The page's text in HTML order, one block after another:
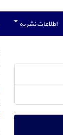
اطلاعات نشریه